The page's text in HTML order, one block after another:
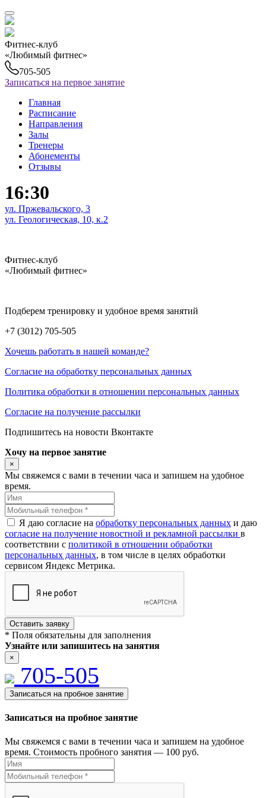
Фитнес-клуб
«Любимый фитнес»
705-505
Записаться на первое занятие
Главная
Расписание
Направления
Залы
Тренеры
Абонементы
Отзывы
16:30
ул. Пржевальского, 3
ул. Геологическая, 10, к.2
Фитнес-клуб
«Любимый фитнес»
Подберем тренировку и удобное время занятий
+7 (3012) 705-505
Хочешь работать в нашей команде?
Согласие на обработку персональных данных
Политика обработки в отношении персональных данных
Согласие на получение рассылки
Подпишитесь на новости Вконтакте
Хочу на первое занятие
×
Мы свяжемся с вами в течении часа и запишем на удобное
время.
Я даю согласие на обработку персональных данных и даю
согласие на получение новостной и рекламной рассылки в
соответствии с политикой в отношении обработки
персональных данных, в том числе в целях обработки
сервисом Яндекс Метрика.
* Поля обязательны для заполнения
Узнайте или запишитесь на занятия
×
705-505
Записаться на пробное занятие
Записаться на пробное занятие
Мы свяжемся с вами в течении часа и запишем на удобное
время. Стоимость пробного занятия — 100 руб.